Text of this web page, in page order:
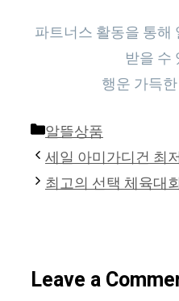
파트너스 활동을 통해
받을 수
행운 가득
Categories
알뜰상품
세일 아미가디건 최
최고의 선택 체육대
Leave a